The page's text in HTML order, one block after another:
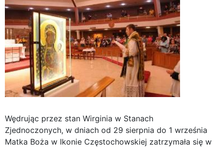
Wędrując przez stan Wirginia w Stanach
Zjednoczonych, w dniach od 29 sierpnia do 1 września
Matka Boża w Ikonie Częstochowskiej zatrzymała się w